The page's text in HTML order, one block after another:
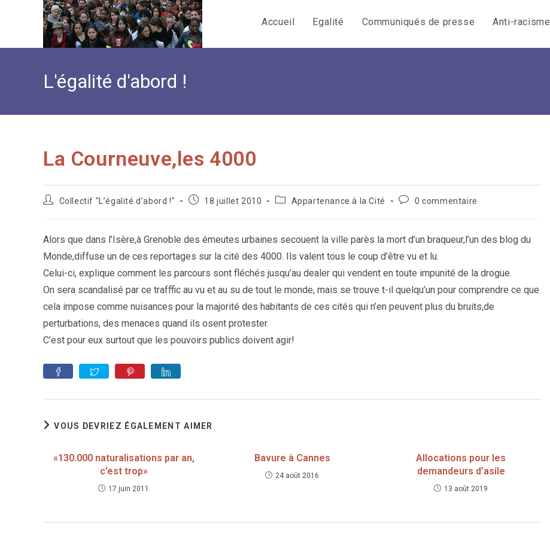
Accueil Egalité Communiqués de presse Anti-racisme
L'égalité d'abord !
La Courneuve,les 4000
Auteur/autrice
Collectif "L’égalité d’abord !"
Publication
18 juillet 2010
PostAppartenance à la Cité
Commentaires
0 commentaire
Alors que dans l’Isère,à Grenoble des émeutes urbaines secouent la ville parès la mort d’un braqueur,l’un des blog du
Monde,diffuse un de ces reportages sur la cité des 4000. Ils valent tous le coup d’être vu et lu.
Celui-ci, explique comment les parcours sont fléchés jusqu’au dealer qui vendent en toute impunité de la drogue.
On sera scandalisé par ce trafffic au vu et au su de tout le monde, mais se trouve t-il quelqu’un pour comprendre ce que
cela impose comme nuisances pour la majorité des habitants de ces cités qui n’en peuvent plus du bruits,de
perturbations, des menaces quand ils osent protester.
C’est pour eux surtout que les pouvoirs publics doivent agir!
VOUS DEVRIEZ ÉGALEMENT AIMER
«130.000 naturalisations par an,
c’est trop»
17 juin 2011
Bavure à Cannes
24 août 2016
Allocations pour les
demandeurs d’asile
13 août 2019